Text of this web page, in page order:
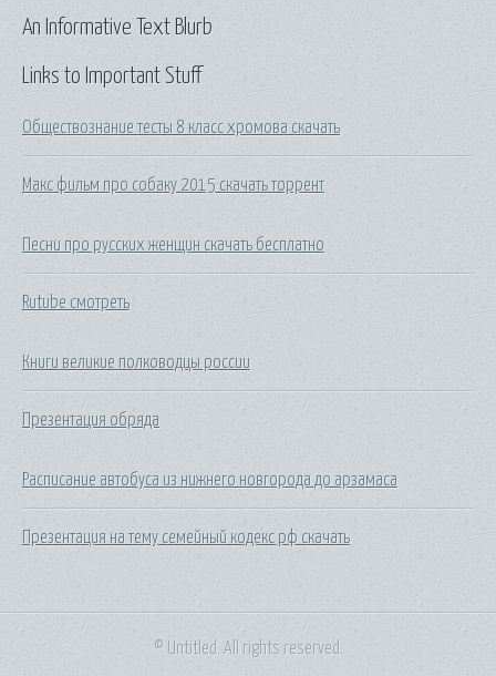
Links to Important Stuff
Обществознание тесты 8 класс хромова скачать
Макс фильм про собаку 2015 скачать торрент
Песни про русских женщин скачать бесплатно
Rutube смотреть
Книги великие полководцы россии
Презентация обряда
Расписание автобуса из нижнего новгорода до арзамаса
Презентация на тему семейный кодекс рф скачать
An Informative Text Blurb
© Untitled. All rights reserved.